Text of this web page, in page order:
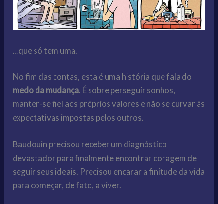
…que só tem uma.
No fim das contas, esta é uma história que fala do
medo da mudança. É sobre perseguir sonhos,
manter-se fiel aos próprios valores e não se curvar às
expectativas impostas pelos outros.
Baudouin precisou receber um diagnóstico
devastador para finalmente encontrar coragem de
seguir seus ideais. Precisou encarar a finitude da vida
para começar, de fato, a viver.